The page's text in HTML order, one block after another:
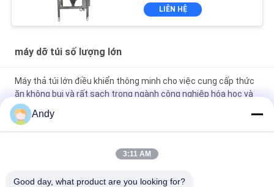
LIÊN HỆ
máy dỡ túi số lượng lớn
Máy thả túi lớn điều khiển thông minh cho việc cung cấp thức
ăn không bụi và rất sạch trong ngành công nghiệp hóa học và
dược phẩm
Môi trường hoạt động sạch và không bụi Máy thả túi lớn
chuyên biệt cho xử lý vật liệu
Andy
3:11 AM
Good day, what product are you looking for?